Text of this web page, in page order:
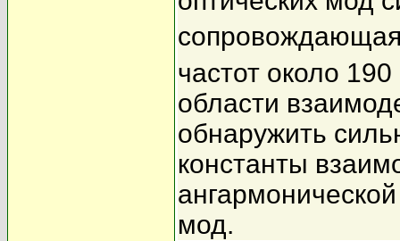
частот около
области
обнаружить
константы
мод.